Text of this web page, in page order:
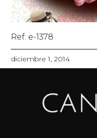
Ref: e-1378
diciembre 1, 2014